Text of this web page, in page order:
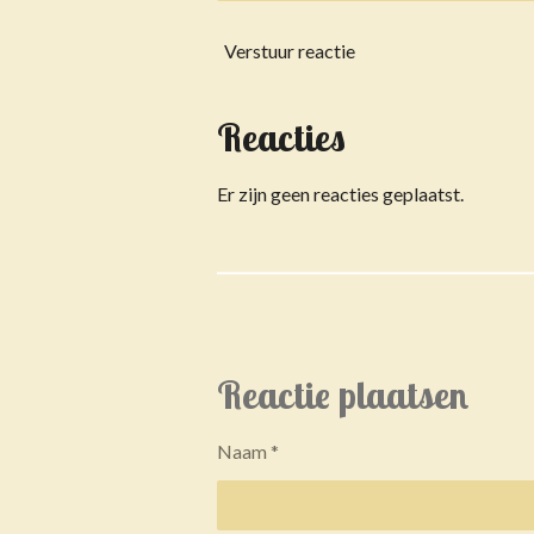
Verstuur reactie
Reacties
Er zijn geen reacties geplaatst.
Reactie plaatsen
Naam *